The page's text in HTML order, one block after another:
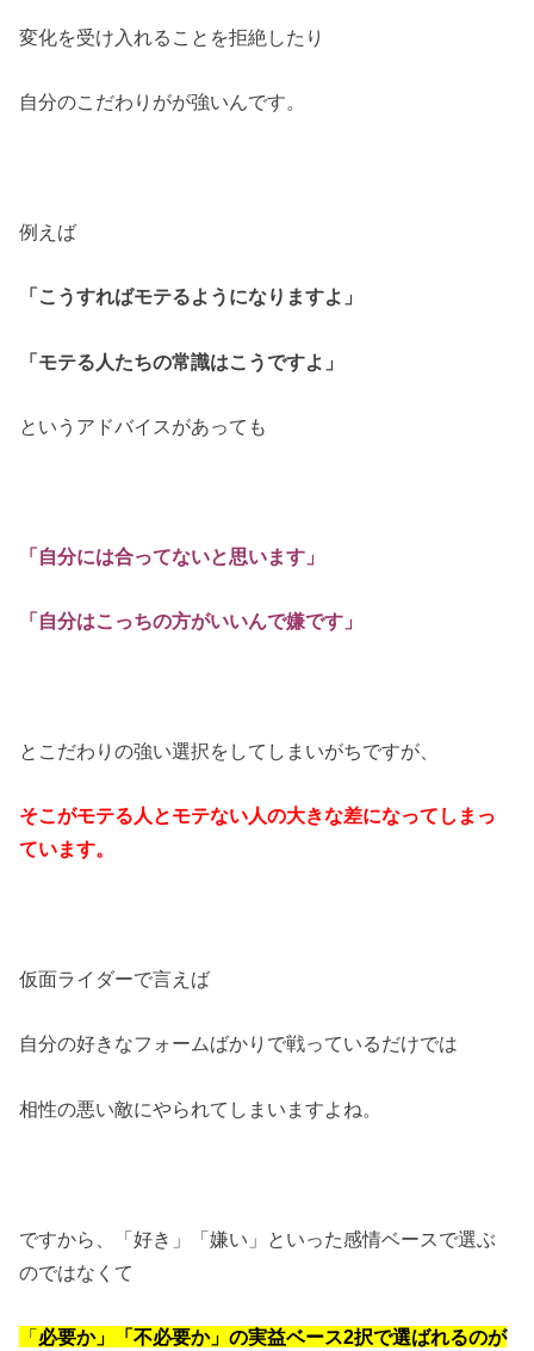
変化を受け入れることを拒絶したり
自分のこだわりがが強いんです。
例えば
「こうすればモテるようになりますよ」
「モテる人たちの常識はこうですよ」
というアドバイスがあっても
「自分には合ってないと思います」
「自分はこっちの方がいいんで嫌です」
とこだわりの強い選択をしてしまいがちですが、
そこがモテる人とモテない人の大きな差になってしまっ
ています。
仮面ライダーで言えば
自分の好きなフォームばかりで戦っているだけでは
相性の悪い敵にやられてしまいますよね。
ですから、「好き」「嫌い」といった感情ベースで選ぶ
のではなくて
「必要か」「不必要か」の実益ベース2択で選ばれるのが